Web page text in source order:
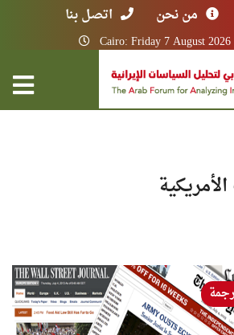
من نحن اتصل بنا
Cairo: Friday 7 August